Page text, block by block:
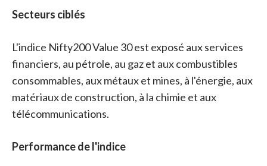
Secteurs ciblés
L'indice Nifty200 Value 30 est exposé aux services
financiers, au pétrole, au gaz et aux combustibles
consommables, aux métaux et mines, à l'énergie, aux
matériaux de construction, à la chimie et aux
télécommunications.
Performance de l'indice